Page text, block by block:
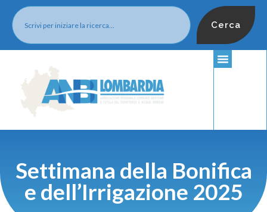
Cerca
Settimana della Bonifica
e dell’Irrigazione 2025